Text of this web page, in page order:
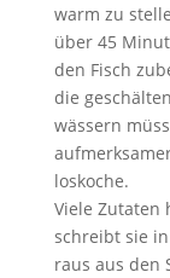
warm zu
über 45
den Fisch
die
wässern
loskoche.
Viele Zutaten
schreibt sie
raus aus den